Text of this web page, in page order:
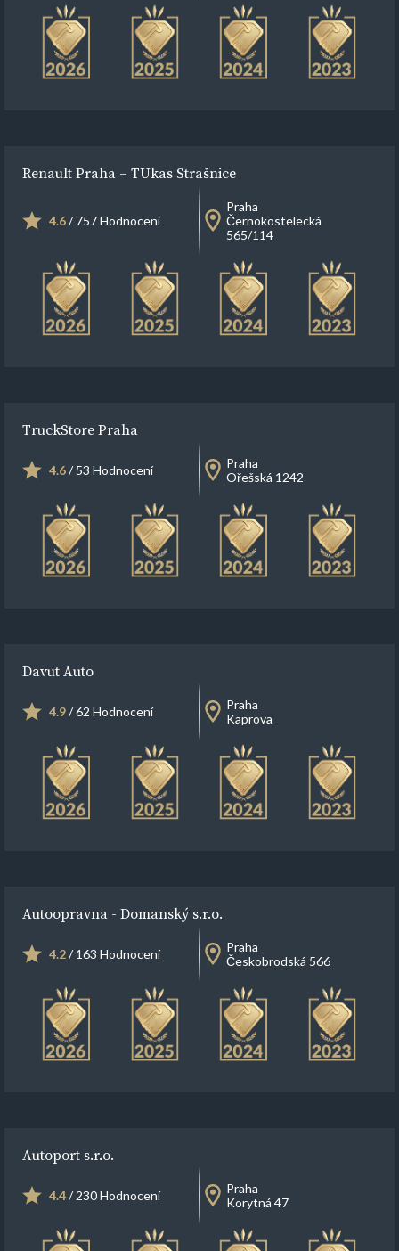
Renault Praha – TUkas Strašnice
4.6/ 757 Hodnocení
Praha
Černokostelecká
565/114
TruckStore Praha
4.6/ 53 Hodnocení
Praha
Ořešská 1242
Davut Auto
4.9/ 62 Hodnocení
Praha
Kaprova
Autoopravna - Domanský s.r.o.
4.2/ 163 Hodnocení
Praha
Českobrodská 566
Autoport s.r.o.
4.4/ 230 Hodnocení
Praha
Korytná 47